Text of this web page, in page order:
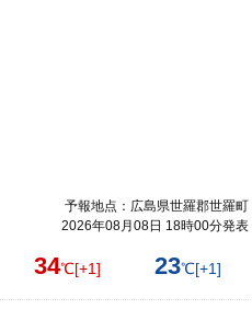
予報地点：広島県世羅郡世羅町
2026年08月08日 18時00分発表
34℃[+1] 23℃[+1]